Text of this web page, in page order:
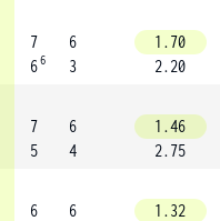
7
66
6
3
1.70
2.20
7
5
6
4
1.46
2.75
6
6
1.32